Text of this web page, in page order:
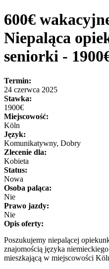
600€
Niepaląca
seniorki -
Termin:
24 czerwca 2025
Stawka:
1900€
Miejscowość:
Köln
Język:
Komunikatywny, Dobry
Zlecenie dla:
Kobieta
Status:
Nowa
Osoba paląca:
Nie
Prawo jazdy:
Nie
Opis oferty:
Poszukujemy niepalącej
znajomością języka
mieszkającą w miejscowości